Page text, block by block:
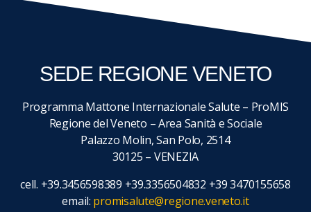
SEDE REGIONE VENETO
Programma Mattone Internazionale Salute – ProMIS
Regione del Veneto – Area Sanità e Sociale
Palazzo Molin, San Polo, 2514
30125 – VENEZIA
cell. +39.3456598389 +39.3356504832 +39 3470155658
email: promisalute@regione.veneto.it